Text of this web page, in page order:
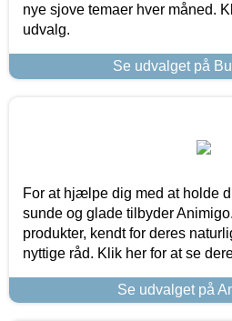
nye sjove temaer hver måned.
udvalg.
Se udvalget på
For at hjælpe dig med at holde
sunde og glade tilbyder
produkter, kendt for deres
nyttige råd. Klik her for at se
Se udvalget på